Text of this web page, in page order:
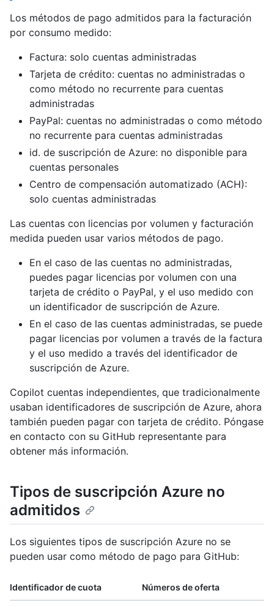
Los métodos de pago admitidos para la facturación
por consumo medido:
Factura: solo cuentas administradas
Tarjeta de crédito: cuentas no administradas o
como método no recurrente para cuentas
administradas
PayPal: cuentas no administradas o como método
no recurrente para cuentas administradas
id. de suscripción de Azure: no disponible para
cuentas personales
Centro de compensación automatizado (ACH):
solo cuentas administradas
Las cuentas con licencias por volumen y facturación
medida pueden usar varios métodos de pago.
En el caso de las cuentas no administradas,
puedes pagar licencias por volumen con una
tarjeta de crédito o PayPal, y el uso medido con
un identificador de suscripción de Azure.
En el caso de las cuentas administradas, se puede
pagar licencias por volumen a través de la factura
y el uso medido a través del identificador de
suscripción de Azure.
Copilot cuentas independientes, que tradicionalmente
usaban identificadores de suscripción de Azure, ahora
también pueden pagar con tarjeta de crédito. Póngase
en contacto con su GitHub representante para
obtener más información.
Tipos de suscripción Azure no
admitidos
Los siguientes tipos de suscripción Azure no se
pueden usar como método de pago para GitHub:
Identificador de cuota Números de oferta